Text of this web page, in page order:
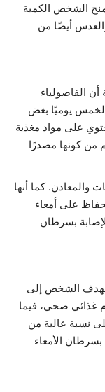
كبيرة ستمنح الشخص الكمية
والعدس أيضًا من
الفاصولياء
يوميًا بغض
على مواد مغذية
من كونها مصدرًا
والمعادن. كما أنها
على أمعاء
بسرطان
يهدف الشخص إلى
غذائي صحي، فيما
نسبة عالية من
الأمعاء